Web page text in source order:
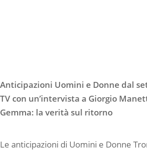
Anticipazioni Uomini e Donne dal
TV con un’intervista a Giorgio
Gemma: la verità sul ritorno
Le anticipazioni di Uomini e Donne